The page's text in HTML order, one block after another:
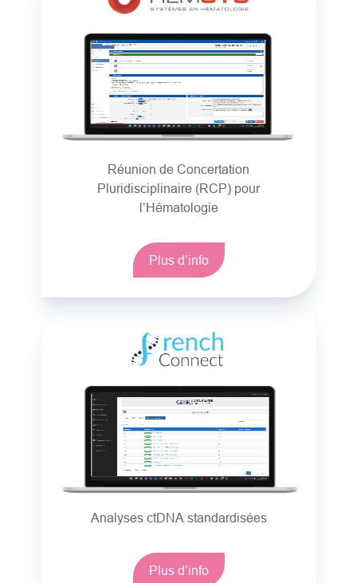
Réunion de Concertation
Pluridisciplinaire (RCP) pour
l’Hématologie
Plus d’info
Analyses ctDNA standardisées
Plus d’info